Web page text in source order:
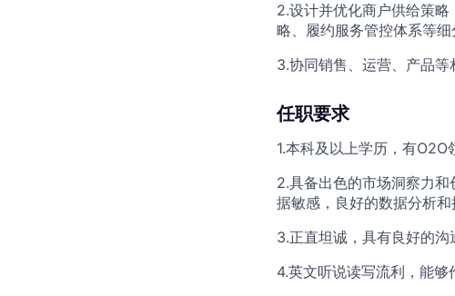
2.设计并优化商户供给策
略、履约服务管控体系等细
3.协同销售、运营、产品
任职要求
1.本科及以上学历，有O2O
2.具备出色的市场洞察力
据敏感，良好的数据分析和
3.正直坦诚，具有良好的
4.英文听说读写流利，能够